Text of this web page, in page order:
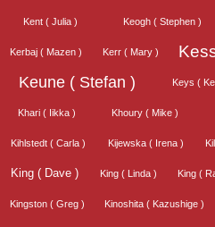
Kent ( Julia ) Keogh ( Stephen )
Kerbaj ( Mazen ) Kerr ( Mary )
Keune ( Stefan ) Keys (
Khari ( Iikka ) Khoury ( Mike )
Kihlstedt ( Carla ) Kijewska ( Irena )
King ( Dave ) King ( Linda ) King (
Kingston ( Greg ) Kinoshita ( Kazushige )